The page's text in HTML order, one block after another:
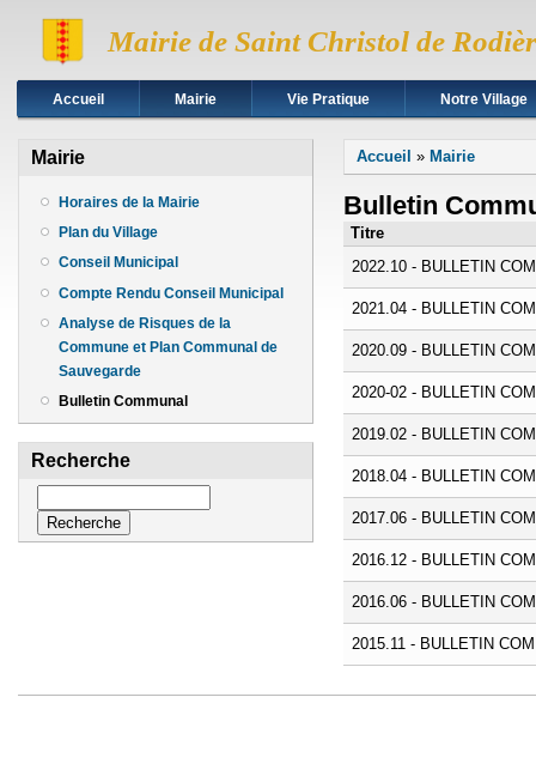
Mairie de Saint Christol de
Accueil Mairie Vie Pratique Notre Village
Mairie
Horaires de la Mairie
Plan du Village
Conseil Municipal
Compte Rendu Conseil Municipal
Analyse de Risques de la
Commune et Plan Communal de
Sauvegarde
Bulletin Communal
Recherche
Vous êtes ici
Accueil » Mairie
Bulletin
Titre
2022.10 - BULLETIN
2021.04 - BULLETIN
2020.09 - BULLETIN
2020-02 - BULLETIN
2019.02 - BULLETIN
2018.04 - BULLETIN
2017.06 - BULLETIN
2016.12 - BULLETIN
2016.06 - BULLETIN
2015.11 - BULLETIN